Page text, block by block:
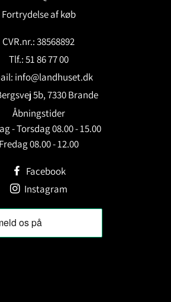
Fortrydelse af køb
CVR.nr.: 38568892
Tlf.: 51 86 77 00
info@landhuset.dk
5b, 7330 Brande
Åbningstider
- Torsdag 08.00 - 15.00
Fredag 08.00 - 12.00
Facebook
Instagram